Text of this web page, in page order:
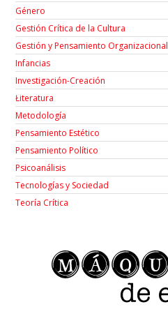
Género
Gestión Crítica de la Cultura
Gestión y Pensamiento Organizacional
Infancias
Investigación-Creación
Łiteratura
Metodología
Pensamiento Estético
Pensamiento Político
Psicoanálisis
Tecnologías y Sociedad
Teoría Crítica